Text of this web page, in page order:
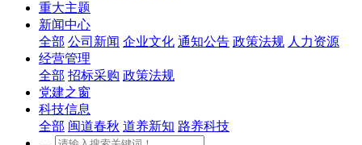
重大主题
新闻中心
全部 公司新闻 企业文化 通知公告 政策法规 人力资源
经营管理
全部 招标采购 政策法规
党建之窗
科技信息
全部 闽道春秋 道养新知 路养科技